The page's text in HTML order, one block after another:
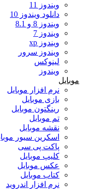
ویندوز 11
دانلود ویندوز 10
ویندوز 8 و 8.1
ویندوز 7
ویندوز xp
ویندوز سرور
لینوکس
ویندوز
موبایل
نرم افزار موبایل
بازی موبایل
رینگتون موبایل
تم موبایل
نقشه موبایل
اسکرین سیور
پاکت پی سی
کلیپ موبایل
عکس موبایل
کتاب موبایل
نرم افزار اندروید